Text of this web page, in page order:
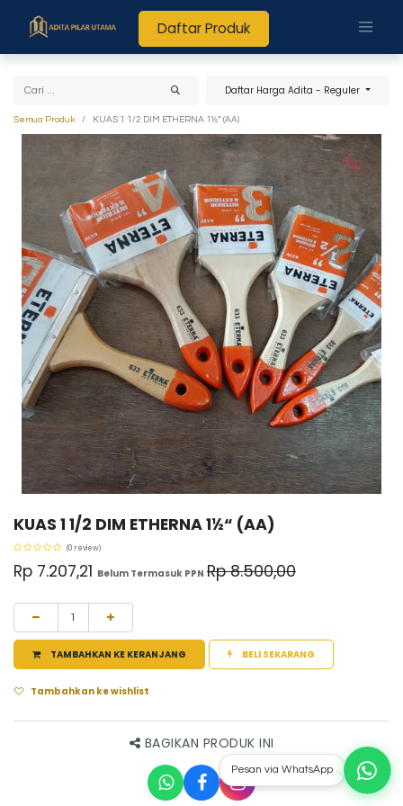
Daftar Produk
Daftar Harga Adita - Reguler
Semua Produk KUAS 1 1/2 DIM ETHERNA 1½“ (AA)
KUAS 1 1/2 DIM ETHERNA 1½“ (AA)
(0 review)
Rp 7.207,21 Belum Termasuk PPN Rp8.500,00
TAMBAHKAN KE KERANJANG BELI SEKARANG
Tambahkan ke wishlist
BAGIKAN PRODUK INI
Pesan via WhatsApp